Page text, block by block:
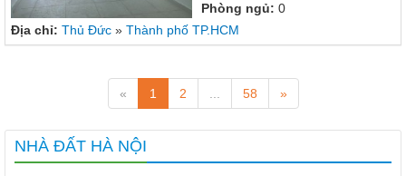
Phòng ngủ: 0
Địa chỉ: Thủ Đức » Thành phố TP.HCM
« 1 2 58 »
NHÀ ĐẤT HÀ NỘI